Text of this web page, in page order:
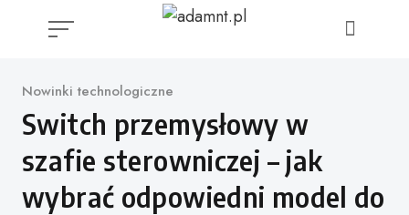
Kategoria
Nowinki technologiczne
Switch przemysłowy w
szafie sterowniczej – jak
wybrać odpowiedni model do